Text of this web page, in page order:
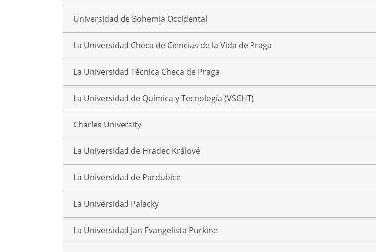
Universidad de Bohemia Occidental
La Universidad Checa de Ciencias de la Vida de Praga
La Universidad Técnica Checa de Praga
La Universidad de Química y Tecnología (VSCHT)
Charles University
La Universidad de Hradec Králové
La Universidad de Pardubice
La Universidad Palacky
La Universidad Jan Evangelista Purkine